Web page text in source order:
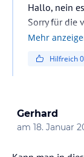
Hallo, nein
Sorry für die
Mehr
Hilfreich0
Gerhard
am 18. Januar